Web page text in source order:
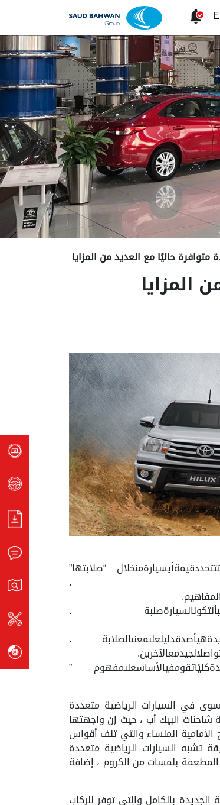
حاليًا مع العديد من المزايا
المزايا
“صلابتها”
.
.
.
”
سوى في السيارات الرياضية متعددة
البيك أب ، حيث إن واجهتها
الأمامية الملساء والتي تلف أقواس
تشبه السيارات الرياضية متعددة
المطعمة بلمسات من الكروم ، إضافة
الجديدة بالكامل والتي توفر للركاب